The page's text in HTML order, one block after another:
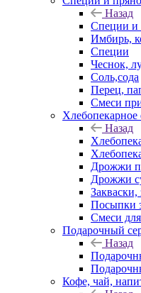
Назад
Специи и
Имбирь,
Специи
Чеснок,
Соль,сода
Перец,
Смеси
Хлебопекарное
Назад
Дрожжи
Дрожжи
Закваски,
Посыпки
Смеси
Подарочный
Назад
Кофе, чай,